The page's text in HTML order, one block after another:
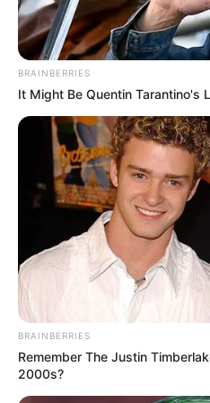
Se les acabó la
presuntos
costeños'
en el Atlántico
BRAINBERRIES
It Might Be Quentin Tarantino's
BRAINBERRIES
Remember The Justin
2000s?